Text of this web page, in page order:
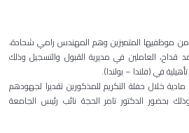
من موظفيها المتميزين وهم المهندس رامي شحادة،
قداح، العاملين في مديرية القبول والتسجيل وذلك
في (فلندا – بولندا).
خلال حفلة التكريم للمذكورين تقديرا لجهودهم
بحضور الدكتور تامر الحجة نائب رئيس الجامعة